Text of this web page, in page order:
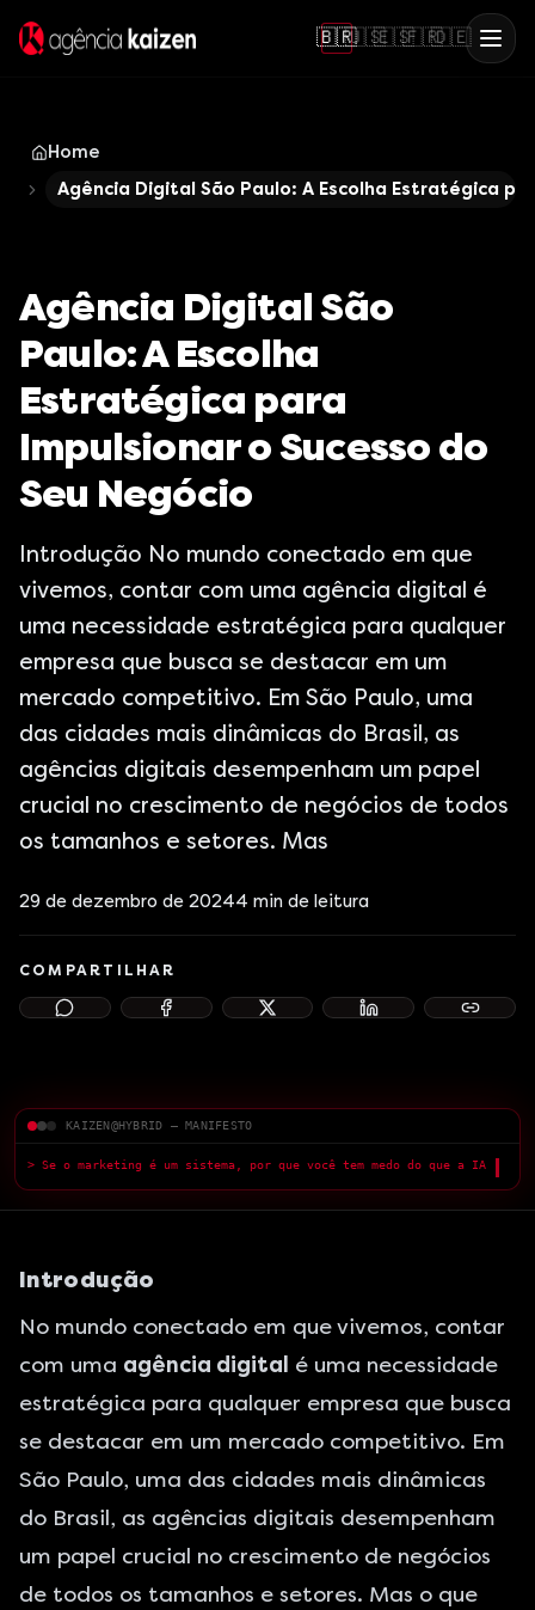
🇧🇷🇺🇸🇪🇸🇫🇷🇩🇪
Home
Agência Digital São Paulo: A Escolha Estratégica
Agência Digital São
Paulo: A Escolha
Estratégica para
Impulsionar o Sucesso do
Seu Negócio
Introdução No mundo conectado em que
vivemos, contar com uma agência digital é
uma necessidade estratégica para qualquer
empresa que busca se destacar em um
mercado competitivo. Em São Paulo, uma
das cidades mais dinâmicas do Brasil, as
agências digitais desempenham um papel
crucial no crescimento de negócios de todos
os tamanhos e setores. Mas
29 de dezembro de 20244 min de leitura
COMPARTILHAR
KAIZEN@HYBRID — MANIFESTO
pode fazer?█
Introdução
No mundo conectado em que vivemos, contar
com uma agência digital é uma necessidade
estratégica para qualquer empresa que busca
se destacar em um mercado competitivo. Em
São Paulo, uma das cidades mais dinâmicas
do Brasil, as agências digitais desempenham
um papel crucial no crescimento de negócios
de todos os tamanhos e setores. Mas o que